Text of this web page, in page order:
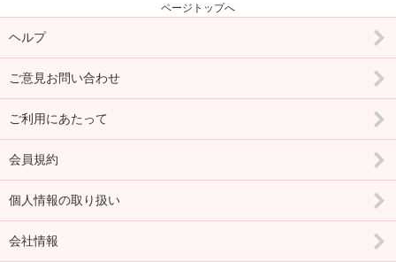
ページトップへ
ヘルプ
ご意見お問い合わせ
ご利用にあたって
会員規約
個人情報の取り扱い
会社情報